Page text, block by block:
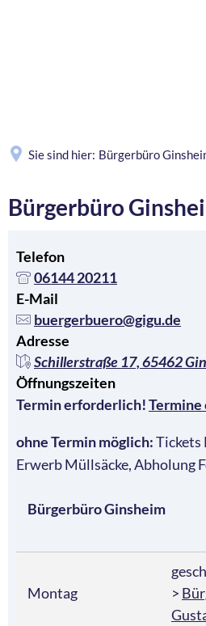
Sie sind hier: Bürgerbüro
Bürgerbüro
Telefon
06144 20211
E-Mail
buergerbuero@gigu.de
Adresse
Schillerstraße 17, 65462
Öffnungszeiten
Termin erforderlich!Termine
ohne Termin möglich:Tickets
Erwerb Müllsäcke, Abholung
Bürgerbüro Ginsheim
Montag
>